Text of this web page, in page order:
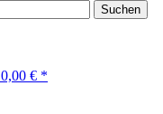
Suchen
0,00 € *